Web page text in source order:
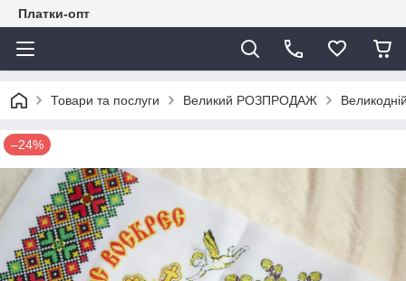
Платки-опт
Товари та послуги Великий РОЗПРОДАЖ
–24%